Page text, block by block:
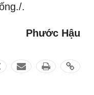
.
Phước Hậu